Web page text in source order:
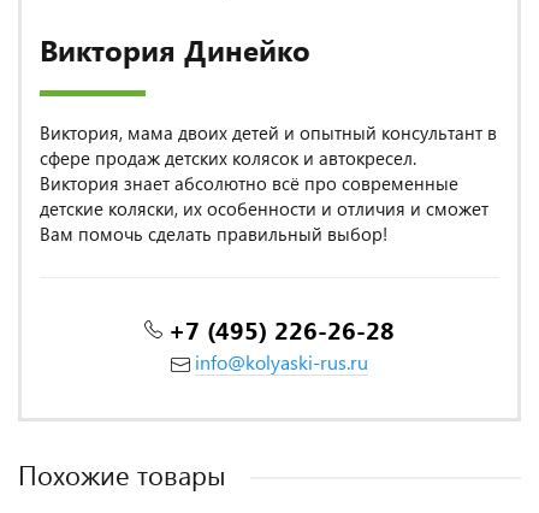
Виктория Динейко
Виктория, мама двоих детей и опытный консультант в
сфере продаж детских колясок и автокресел.
Виктория знает абсолютно всё про современные
детские коляски, их особенности и отличия и сможет
Вам помочь сделать правильный выбор!
+7 (495) 226-26-28
info@kolyaski-rus.ru
Похожие товары